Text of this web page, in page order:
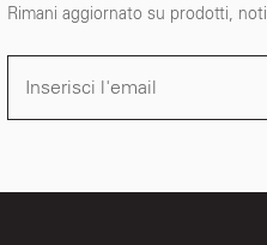
Rimani aggiornato su prodotti,